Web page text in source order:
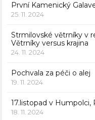
První Kamenický
25. 11. 2024
Strmilovské větrníky v
Větrníky versus krajina
24. 11. 2024
Pochvala za péči o alej
19. 11. 2024
17.listopad v Humpolci,
18. 11. 2024